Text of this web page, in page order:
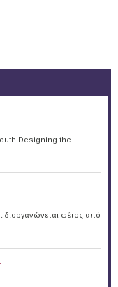
Designing the
φέτος από